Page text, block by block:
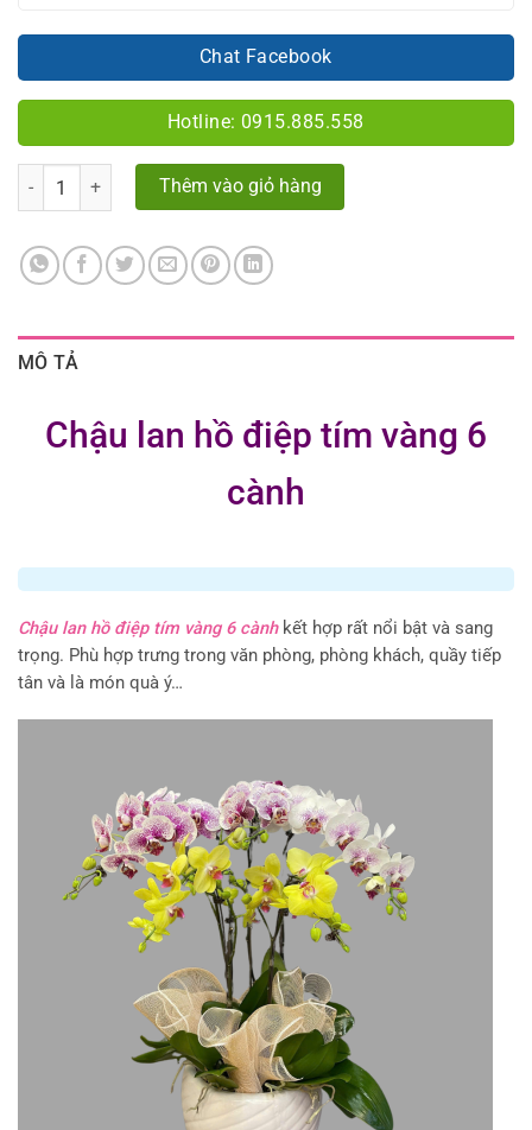
Chat Facebook
Hotline: 0915.885.558
Số lượng Thêm vào giỏ hàng
MÔ TẢ
Chậu lan hồ điệp tím vàng 6
cành
Chậu lan hồ điệp tím vàng 6 cànhkết hợp rất nổi bật và sang
trọng. Phù hợp trưng trong văn phòng, phòng khách, quầy tiếp
tân và là món quà ý…